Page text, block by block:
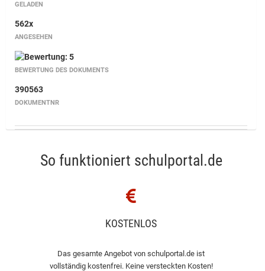
GELADEN
562x
ANGESEHEN
BEWERTUNG DES DOKUMENTS
390563
DOKUMENTNR
So funktioniert schulportal.de
KOSTENLOS
Das gesamte Angebot von schulportal.de ist
vollständig kostenfrei. Keine versteckten Kosten!